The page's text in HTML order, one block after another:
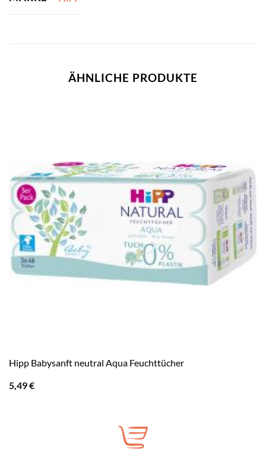
ÄHNLICHE PRODUKTE
Hipp Babysanft neutral Aqua Feuchttücher
5,49€